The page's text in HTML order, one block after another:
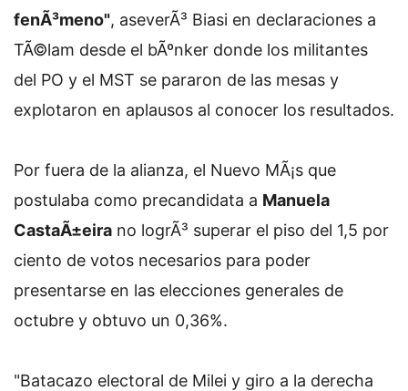
fenÃ³meno", aseverÃ³ Biasi en declaraciones a
TÃ©lam desde el bÃºnker donde los militantes
del PO y el MST se pararon de las mesas y
explotaron en aplausos al conocer los resultados.
Por fuera de la alianza, el Nuevo MÃ¡s que
postulaba como precandidata a Manuela
CastaÃ±eira no logrÃ³ superar el piso del 1,5 por
ciento de votos necesarios para poder
presentarse en las elecciones generales de
octubre y obtuvo un 0,36%.
"Batacazo electoral de Milei y giro a la derecha